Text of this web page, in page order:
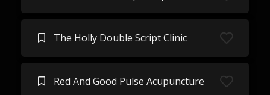
The Holly Double Script Clinic
Red And Good Pulse Acupuncture